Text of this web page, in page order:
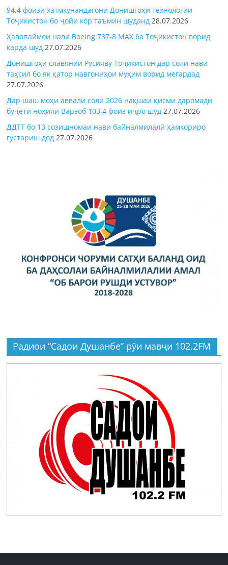
94,4 фоизи хатмкунандагони Донишгоҳи технологии
Тоҷикистон бо ҷойи кор таъмин шуданд 28.07.2026
Ҳавопаймои нави Boeing 737-8 MAX ба Тоҷикистон ворид
карда шуд 27.07.2026
Донишгоҳи славянии Русияву Тоҷикистон дар соли нави
таҳсил бо як қатор навгониҳои муҳим ворид мегардад
27.07.2026
Дар шаш моҳи аввали соли 2026 нақшаи қисми даромади
буҷети ноҳияи Варзоб 103,4 фоиз иҷро шуд 27.07.2026
ДДТТ бо 13 созишномаи нави байналмилалӣ ҳамкориро
густариш дод 27.07.2026
Радиои “Садои Душанбе” рӯи мавҷи 102.2FM